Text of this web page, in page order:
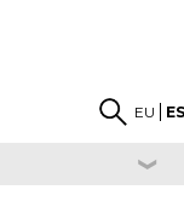
EU